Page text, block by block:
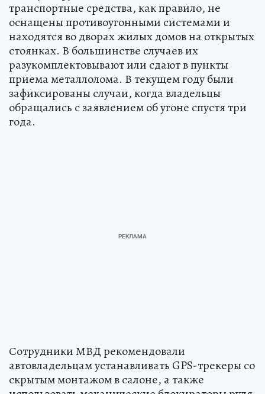
транспортные средства, как правило, не
оснащены противоугонными системами и
находятся во дворах жилых домов на открытых
стоянках. В большинстве случаев их
разукомплектовывают или сдают в пункты
приема металлолома. В текущем году были
зафиксированы случаи, когда владельцы
обращались с заявлением об угоне спустя три
года.
Сотрудники МВД рекомендовали
автовладельцам устанавливать GPS-трекеры со
скрытым монтажом в салоне, а также